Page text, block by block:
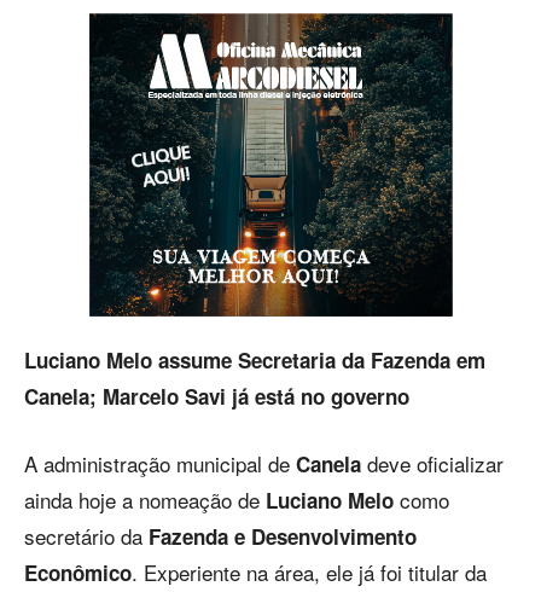
Luciano Melo assume Secretaria da Fazenda em
Canela; Marcelo Savi já está no governo
A administração municipal de Canela deve oficializar
ainda hoje a nomeação de Luciano Melo como
secretário da Fazenda e Desenvolvimento
Econômico. Experiente na área, ele já foi titular da